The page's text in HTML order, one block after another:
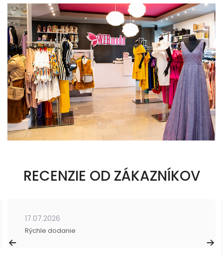
RECENZIE OD ZÁKAZNÍKOV
17.07.2026
Rýchle dodanie